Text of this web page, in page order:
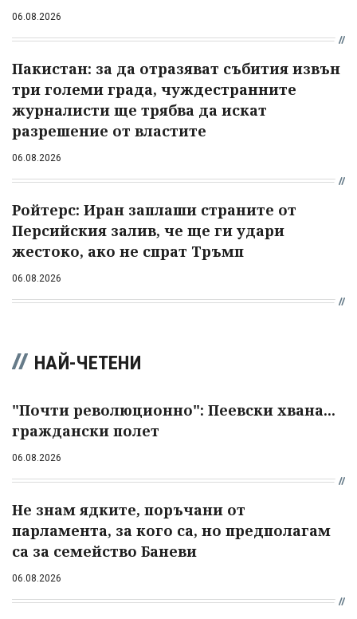
06.08.2026
Пакистан: за да отразяват събития извън
три големи града, чуждестранните
журналисти ще трябва да искат
разрешение от властите
06.08.2026
Ройтерс: Иран заплаши страните от
Персийския залив, че ще ги удари
жестоко, ако не спрат Тръмп
06.08.2026
НАЙ-ЧЕТЕНИ
"Почти революционно": Пеевски хвана...
граждански полет
06.08.2026
Не знам ядките, поръчани от
парламента, за кого са, но предполагам
са за семейство Баневи
06.08.2026